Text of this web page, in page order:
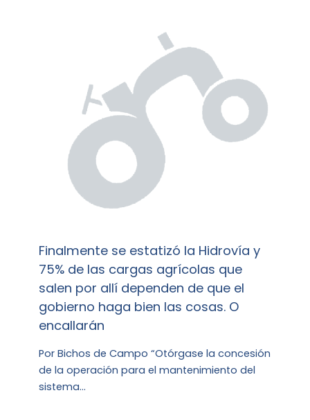
Finalmente se estatizó la Hidrovía y
75% de las cargas agrícolas que
salen por allí dependen de que el
gobierno haga bien las cosas. O
encallarán
Por Bichos de Campo “Otórgase la concesión
de la operación para el mantenimiento del
sistema…